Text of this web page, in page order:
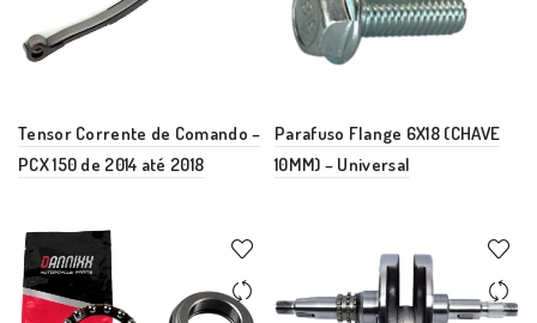
Tensor Corrente de Comando –
PCX 150 de 2014 até 2018
Parafuso Flange 6X18 (CHAVE
10MM) – Universal